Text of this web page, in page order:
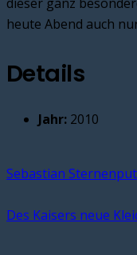
heute Abend auch
Details
Jahr: 2010
Sebastian
Des Kaisers neue